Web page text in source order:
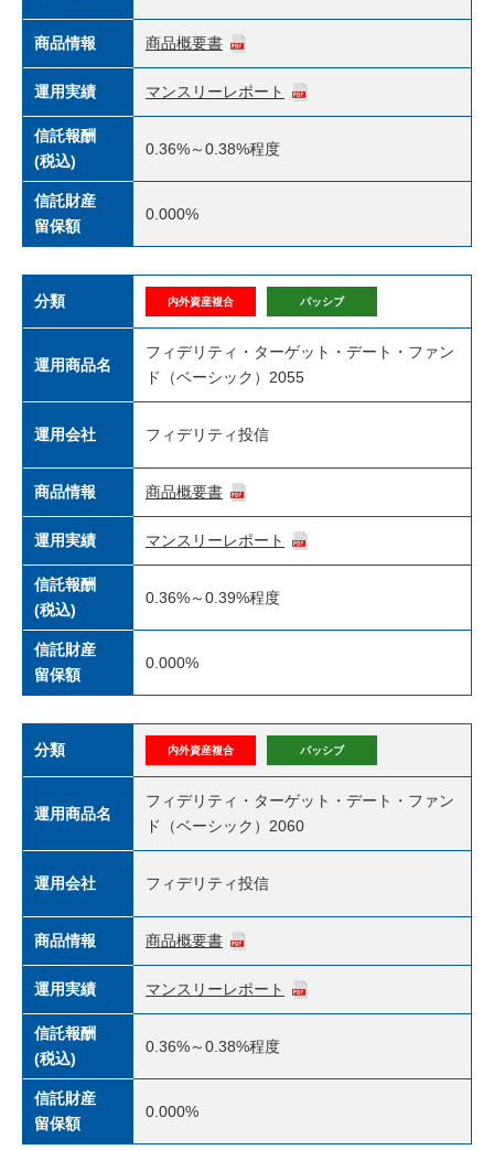
商品情報 商品概要書
運用実績 マンスリーレポート
信託報酬
(税込)
0.36%～0.38%程度
信託財産
留保額
0.000%
分類 内外資産複合 パッシブ
運用商品名
フィデリティ・ターゲット・デート・ファン
ド（ベーシック）2055
運用会社 フィデリティ投信
商品情報 商品概要書
運用実績 マンスリーレポート
信託報酬
(税込)
0.36%～0.39%程度
信託財産
留保額
0.000%
分類 内外資産複合 パッシブ
運用商品名
フィデリティ・ターゲット・デート・ファン
ド（ベーシック）2060
運用会社 フィデリティ投信
商品情報 商品概要書
運用実績 マンスリーレポート
信託報酬
(税込)
0.36%～0.38%程度
信託財産
留保額
0.000%